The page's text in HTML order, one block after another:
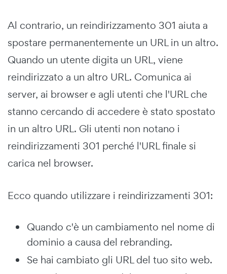
Al contrario, un reindirizzamento 301 aiuta a
spostare permanentemente un URL in un altro.
Quando un utente digita un URL, viene
reindirizzato a un altro URL. Comunica ai
server, ai browser e agli utenti che l'URL che
stanno cercando di accedere è stato spostato
in un altro URL. Gli utenti non notano i
reindirizzamenti 301 perché l'URL finale si
carica nel browser.
Ecco quando utilizzare i reindirizzamenti 301:
Quando c'è un cambiamento nel nome di
dominio a causa del rebranding.
Se hai cambiato gli URL del tuo sito web.